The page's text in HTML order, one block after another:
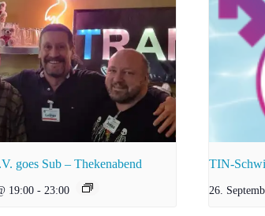
goes Sub – Thekenabend
19:00 - 23:00
TIN-
26.